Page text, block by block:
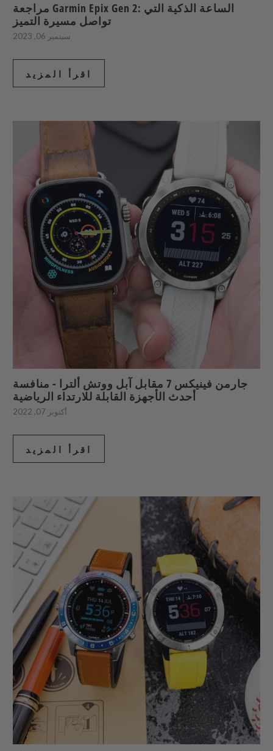
مراجعة Garmin Epix Gen 2: الساعة الذكية التي
تواصل مسيرة التميز
سبتمبر 06, 2023
اقرأ المزيد
جارمن فينيكس 7 مقابل آبل ووتش ألترا - منافسة
أحدث الأجهزة القابلة للارتداء الرياضية
أكتوبر 07, 2022
اقرأ المزيد